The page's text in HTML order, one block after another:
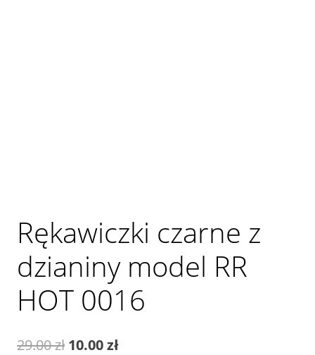
Rękawiczki czarne z
dzianiny model RR
HOT 0016
29.00zł Pierwotna
10.00złAktualna